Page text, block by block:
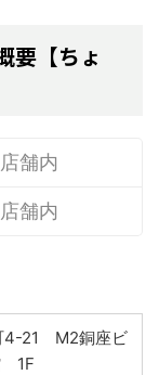
要【ちょ
店舗内
店舗内
4-21 M2銅座ビ
1F